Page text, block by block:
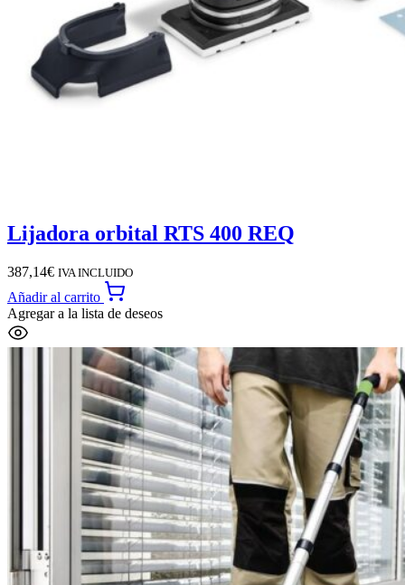
Lijadora orbital RTS 400 REQ
387,14€ IVA INCLUIDO
Añadir al carrito
Agregar a la lista de deseos